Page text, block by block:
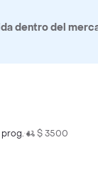
dentro del
prog.• $ 3500